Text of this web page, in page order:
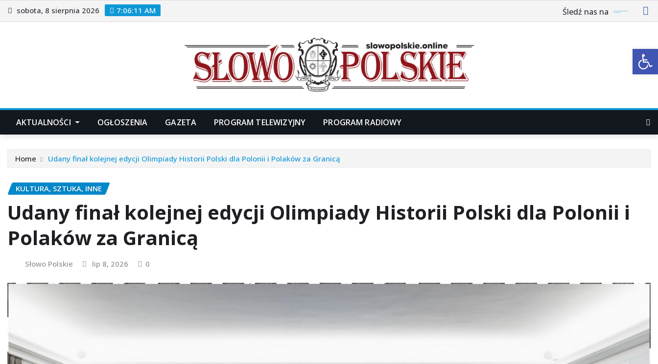
Skip
to
sobota, 8 sierpnia 2026 7:06:13 AM Śledź nas na
AKTUALNOŚCI OGŁOSZENIA GAZETA PROGRAM TELEWIZYJNY PROGRAM RADIOWY
Home Udany finał kolejnej edycji Olimpiady Historii Polski dla Polonii i Polaków za Granicą
KULTURA, SZTUKA, INNE
Udany finał kolejnej edycji Olimpiady Historii Polski dla Polonii i
Polaków za Granicą
Słowo Polskie lip 8, 2026 0